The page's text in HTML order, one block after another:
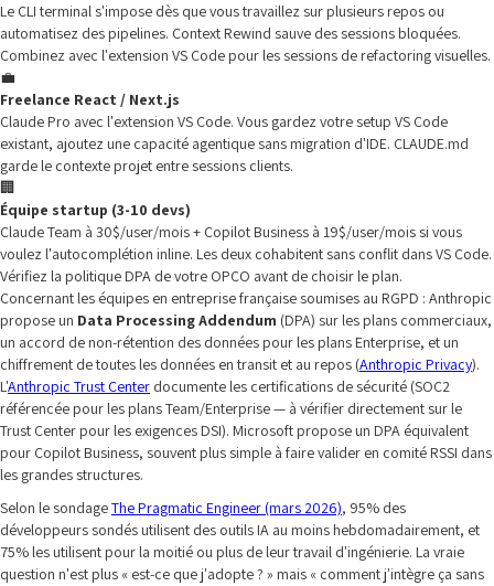
Le CLI terminal s'impose dès que vous travaillez sur plusieurs repos ou
automatisez des pipelines. Context Rewind sauve des sessions bloquées.
Combinez avec l'extension VS Code pour les sessions de refactoring visuelles.
💼
Freelance React / Next.js
Claude Pro avec l'extension VS Code. Vous gardez votre setup VS Code
existant, ajoutez une capacité agentique sans migration d'IDE. CLAUDE.md
garde le contexte projet entre sessions clients.
🏢
Équipe startup (3-10 devs)
Claude Team à 30$/user/mois + Copilot Business à 19$/user/mois si vous
voulez l'autocomplétion inline. Les deux cohabitent sans conflit dans VS Code.
Vérifiez la politique DPA de votre OPCO avant de choisir le plan.
Concernant les équipes en entreprise française soumises au RGPD : Anthropic
propose un Data Processing Addendum (DPA) sur les plans commerciaux,
un accord de non-rétention des données pour les plans Enterprise, et un
chiffrement de toutes les données en transit et au repos (Anthropic Privacy).
L'Anthropic Trust Center documente les certifications de sécurité (SOC2
référencée pour les plans Team/Enterprise — à vérifier directement sur le
Trust Center pour les exigences DSI). Microsoft propose un DPA équivalent
pour Copilot Business, souvent plus simple à faire valider en comité RSSI dans
les grandes structures.
Selon le sondageThe Pragmatic Engineer (mars 2026), 95% des
développeurs sondés utilisent des outils IA au moins hebdomadairement, et
75% les utilisent pour la moitié ou plus de leur travail d'ingénierie. La vraie
question n'est plus « est-ce que j'adopte ? » mais « comment j'intègre ça sans